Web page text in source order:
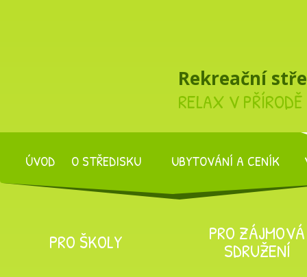
Rekreační
RELAX V PŘÍRODĚ
ÚVOD O STŘEDISKU UBYTOVÁNÍ A CENÍK
PRO ŠKOLY PRO ZÁJMOVÁ
SDRUŽENÍ